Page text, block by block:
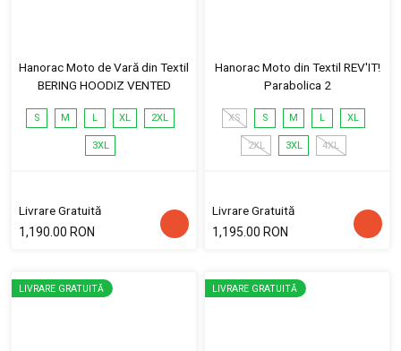
Hanorac Moto de Vară din Textil
BERING HOODIZ VENTED
S M L XL 2XL
3XL
Livrare Gratuită
1,190.00 RON
Hanorac Moto din Textil REV'IT!
Parabolica 2
XS S M L XL
2XL 3XL 4XL
Livrare Gratuită
1,195.00 RON
LIVRARE GRATUITĂ LIVRARE GRATUITĂ